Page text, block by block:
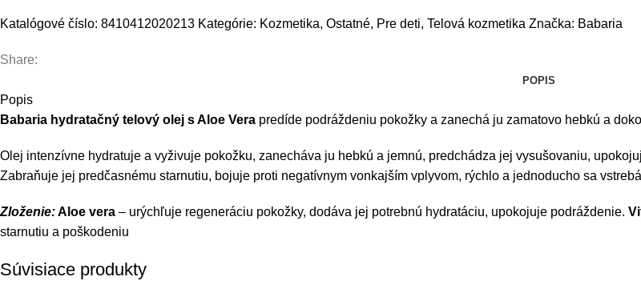
Katalógové číslo: 8410412020213 Kategórie: Kozmetika, Ostatné, Pre deti, Telová kozmetika Značka: Babaria
Share:
POPIS
Popis
Babaria hydratačný telový olej s Aloe Vera predíde podráždeniu pokožky a zanechá ju zamatovo hebkú a
Olej intenzívne hydratuje a vyživuje pokožku, zanecháva ju hebkú a jemnú, predchádza jej vysušovaniu,
Zabraňuje jej predčasnému starnutiu, bojuje proti negatívnym vonkajším vplyvom, rýchlo a jednoducho sa
Zloženie:Aloe vera – urýchľuje regeneráciu pokožky, dodáva jej potrebnú hydratáciu, upokojuje podráždenie.
starnutiu a poškodeniu
Súvisiace produkty